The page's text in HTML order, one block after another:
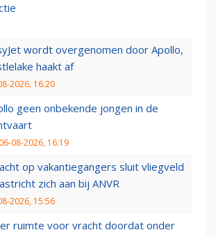
wordt overgenomen door Apollo,
haakt af
2026, 16:20
geen onbekende jongen in de
06-08-2026, 16:19
op vakantiegangers sluit vliegveld
zich aan bij ANVR
2026, 15:56
ruimte voor vracht doordat onder